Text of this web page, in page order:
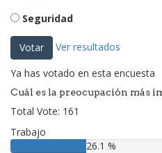
Seguridad
Votar Ver resultados
Ya has votado en esta encuesta
Cuál es la preocupación más
Total Vote: 161
Trabajo
26.1 %